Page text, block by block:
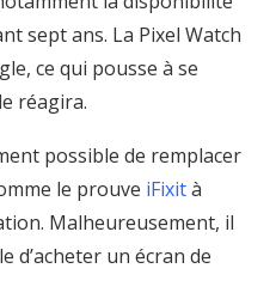
sept ans. La Pixel Watch
ce qui pousse à se
réagira.
possible de remplacer
le prouve iFixità
Malheureusement, il
d’acheter un écran de